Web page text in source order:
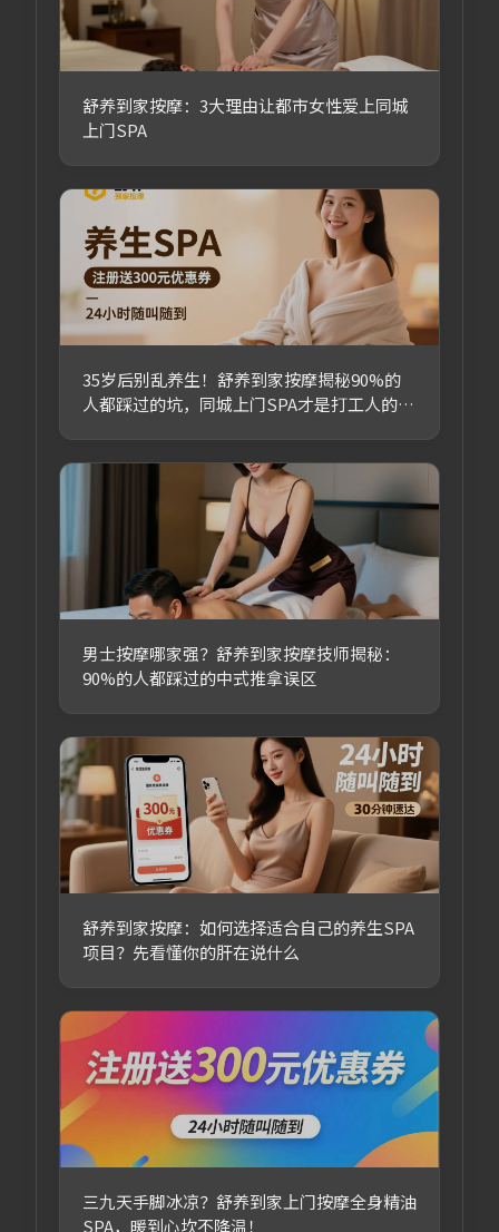
舒养到家按摩：3大理由让都市女性爱上同城
上门SPA
35岁后别乱养生！舒养到家按摩揭秘90%的
人都踩过的坑，同城上门SPA才是打工人的续
男士按摩哪家强？舒养到家按摩技师揭秘：
90%的人都踩过的中式推拿误区
舒养到家按摩：如何选择适合自己的养生SPA
项目？先看懂你的肝在说什么
三九天手脚冰凉？舒养到家上门按摩全身精油
SPA，暖到心坎不降温！